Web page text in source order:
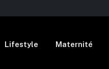
Lifestyle Maternité